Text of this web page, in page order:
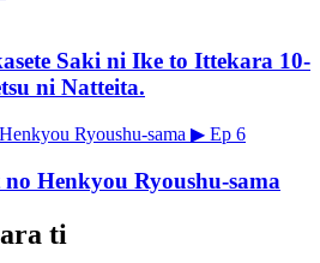
Saki ni Ike to Ittekara 10-
ni Natteita.
▶ Ep 6
Henkyou Ryoushu-sama
ti